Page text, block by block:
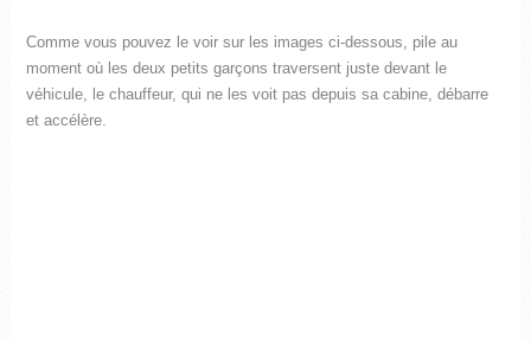
Comme vous pouvez le voir sur les images ci-dessous, pile au
moment où les deux petits garçons traversent juste devant le
véhicule, le chauffeur, qui ne les voit pas depuis sa cabine, débarre
et accélère.